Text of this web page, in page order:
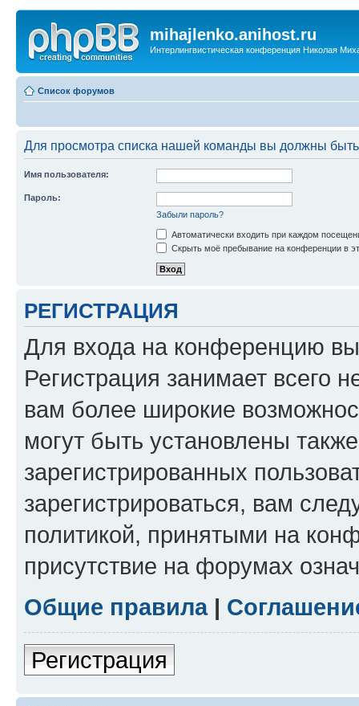
mihajlenko.anihost.ru
Интерлингвистическая конференция Николая
Список форумов
Для просмотра списка нашей команды вы должны
Имя пользователя:
Пароль:
Забыли пароль?
Автоматически входить при каждом
Скрыть моё пребывание на конференции в
РЕГИСТРАЦИЯ
Для входа на конференцию
Регистрация занимает всего
вам более широкие
могут быть установлены
зарегистрированных
зарегистрироваться, вам
политикой, принятыми на
присутствие на форумах
Общие правила|
Регистрация